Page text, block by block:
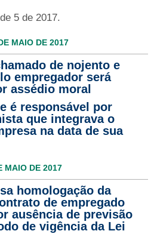
5 de 2017.
MAIO DE 2017
de nojento e
empregador será
assédio moral
é responsável por
que integrava o
na data de sua
MAIO DE 2017
homologação da
de empregado
ausência de previsão
de vigência da Lei